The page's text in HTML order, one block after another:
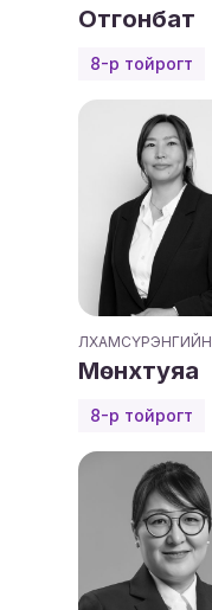
Отгонбат
8-р тойрогт
ЛХАМСҮРЭНГИЙН
Мөнхтуяа
8-р тойрогт